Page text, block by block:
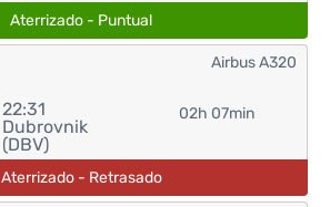
Aterrizado - Puntual
22:31
Dubrovnik
(DBV)
02h 07min
Airbus A320
Aterrizado - Retrasado